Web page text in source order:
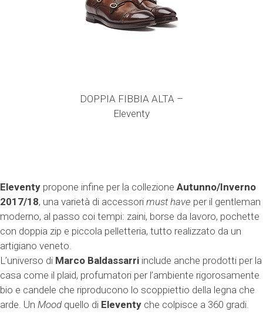
DOPPIA FIBBIA ALTA –
Eleventy
Eleventy propone infine per la collezione Autunno/Inverno
2017/18, una varietà di accessori must have per il gentleman
moderno, al passo coi tempi: zaini, borse da lavoro, pochette
con doppia zip e piccola pelletteria, tutto realizzato da un
artigiano veneto.
L’universo di Marco Baldassarri include anche prodotti per la
casa come il plaid, profumatori per l’ambiente rigorosamente
bio e candele che riproducono lo scoppiettio della legna che
arde. Un Moodquello di Eleventy che colpisce a 360 gradi.